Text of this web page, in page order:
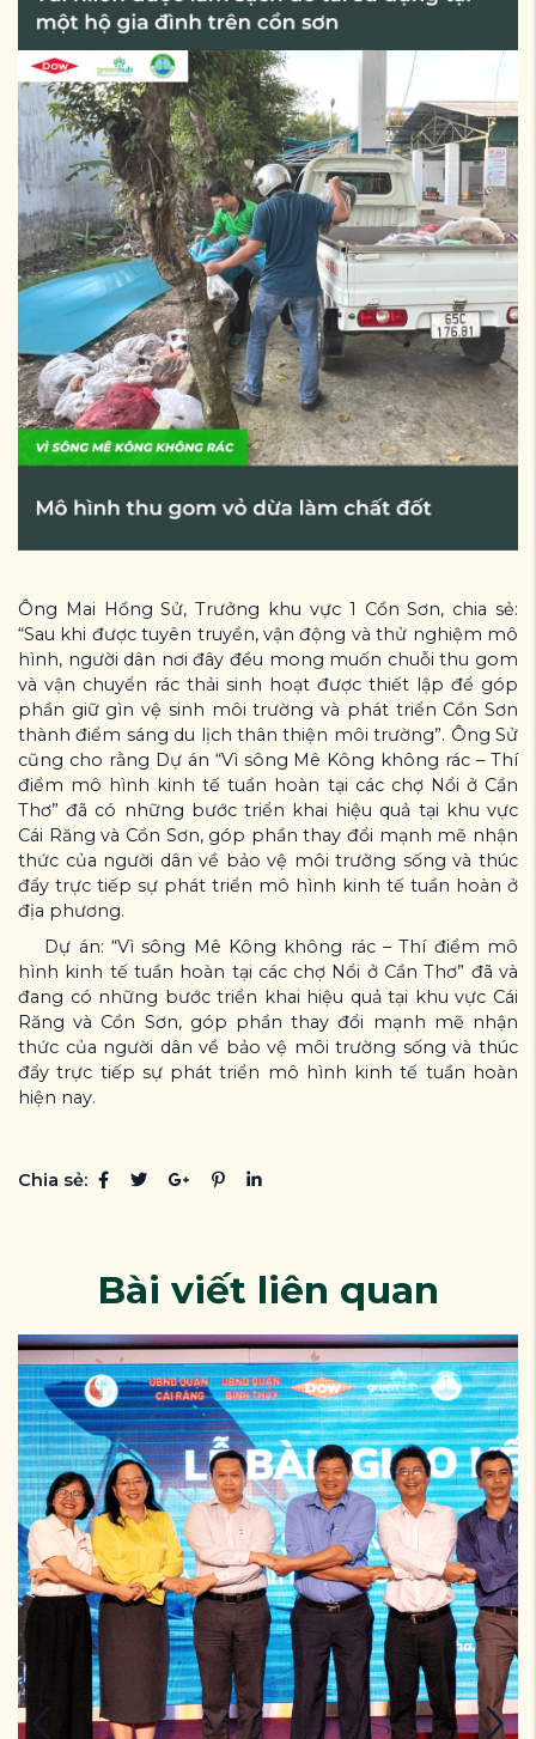
Ông Mai Hồng Sử, Trưởng khu vực 1 Cồn Sơn, chia sẻ:
“Sau khi được tuyên truyền, vận động và thử nghiệm mô
hình, người dân nơi đây đều mong muốn chuỗi thu gom
và vận chuyển rác thải sinh hoạt được thiết lập để góp
phần giữ gìn vệ sinh môi trường và phát triển Cồn Sơn
thành điểm sáng du lịch thân thiện môi trường”. Ông Sử
cũng cho rằng Dự án “Vì sông Mê Kông không rác – Thí
điểm mô hình kinh tế tuần hoàn tại các chợ Nổi ở Cần
Thơ” đã có những bước triển khai hiệu quả tại khu vực
Cái Răng và Cồn Sơn, góp phần thay đổi mạnh mẽ nhận
thức của người dân về bảo vệ môi trường sống và thúc
đẩy trực tiếp sự phát triển mô hình kinh tế tuần hoàn ở
địa phương.
Dự án: “Vì sông Mê Kông không rác – Thí điểm mô
hình kinh tế tuần hoàn tại các chợ Nổi ở Cần Thơ” đã và
đang có những bước triển khai hiệu quả tại khu vực Cái
Răng và Cồn Sơn, góp phần thay đổi mạnh mẽ nhận
thức của người dân về bảo vệ môi trường sống và thúc
đẩy trực tiếp sự phát triển mô hình kinh tế tuần hoàn
hiện nay.
Chia sẻ:
Bài viết liên quan